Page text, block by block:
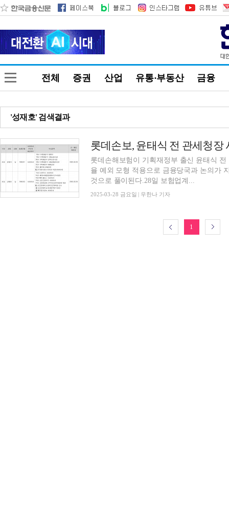
전체 증권 산업 유통·부동산 금융
'성재호' 검색결과
롯데손해보험이 기획재정부 출신 윤태식
율 예외 모형 적용으로 금융당국과 논의가
것으로 풀이된다.28일 보험업계...
2025-03-28 금요일 | 우한나 기자
1